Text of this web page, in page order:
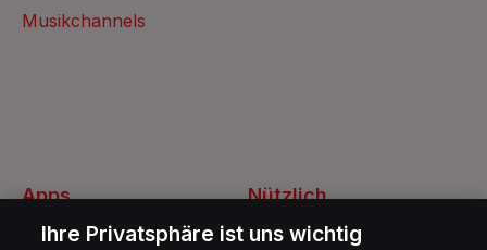
Musikchannels
Nützlich
Kontakt
Apps
Energy Radio App
Ihre Privatsphäre ist uns wichtig